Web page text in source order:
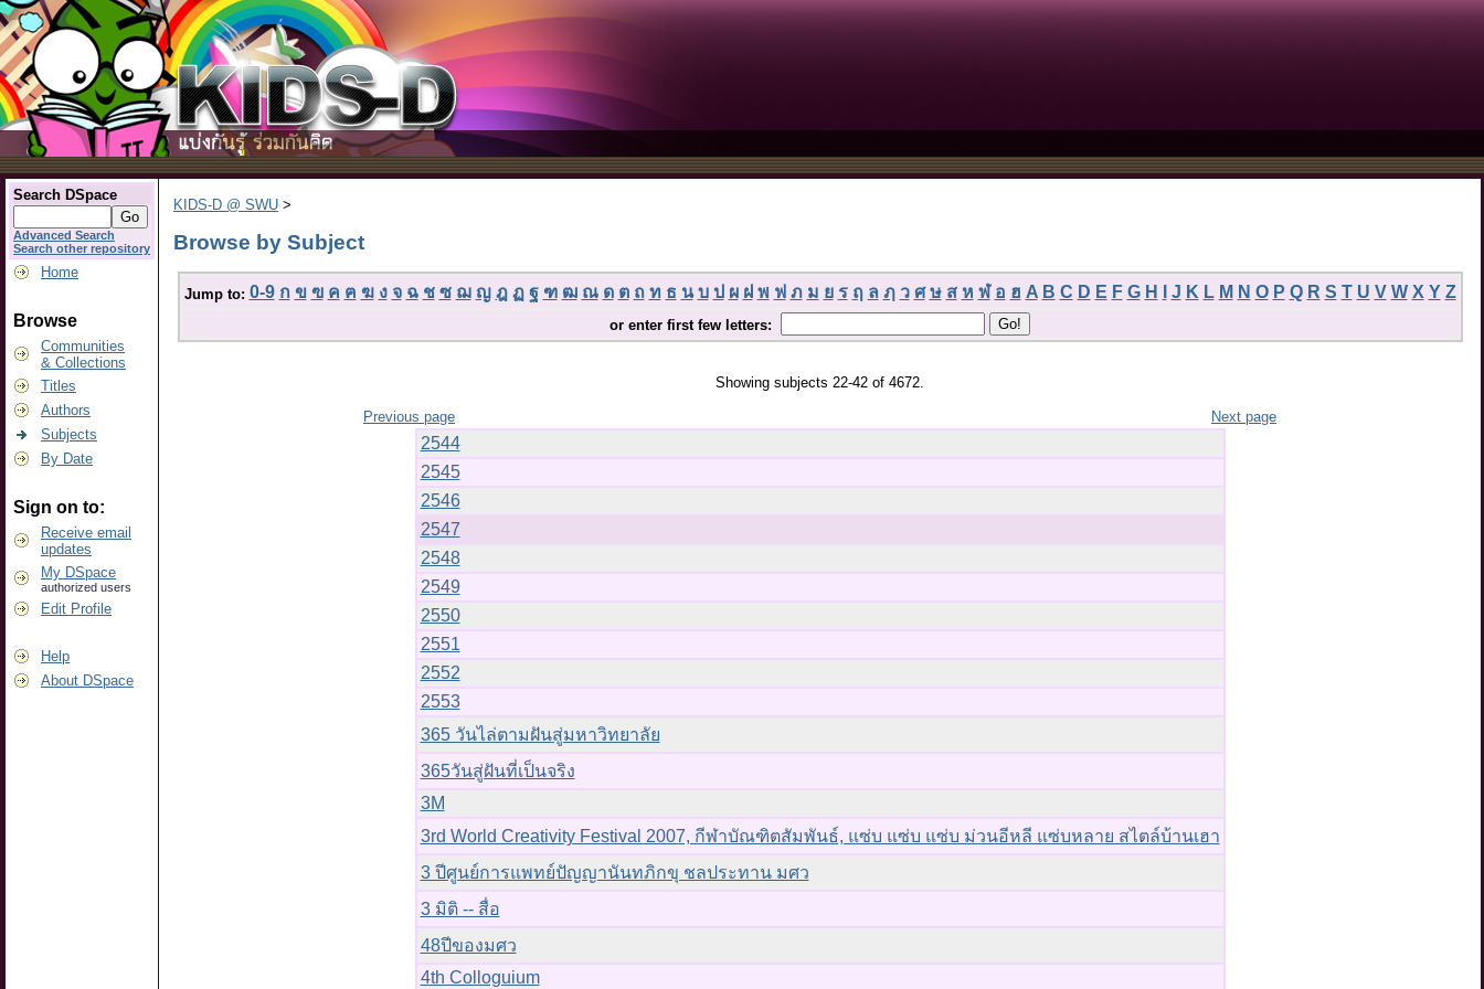
Search DSpace
Advanced Search
Search other repository
Home
Browse
Communities
& Collections
Titles
Authors
Subjects
By Date
Sign on to:
Receive email
updates
My DSpace
authorized users
Edit Profile
Help
About DSpace
KIDS-D @ SWU >
Browse by Subject
Jump to: 0-9 ก ข ฃ ค ฅ ฆ ง จ ฉ ช ซ ฌ ญ ฎ ฏ ฐ ฑ ฒ ณ ด ต ถ ท ธ น บ ป ผ ฝ พ ฟ ภ ม ย ร ฤ ล ฦ ว ศ ษ ส ห ฬ อ ฮ A B C D E F G H J K L M N O P Q R S T U V W X Y Z
or enter first few letters:
Showing subjects 22-42 of 4672.
Previous page Next page
2544
2545
2546
2547
2548
2549
2550
2551
2552
2553
365 วันไล่ตามฝันสู่มหาวิทยาลัย
365วันสู่ฝันที่เป็นจริง
3M
3rd World Creativity Festival 2007, กีฬาบัณฑิตสัมพันธ์, แซ่บ แซ่บ แซ่บ ม่วนอีหลี แซ่บหลาย สไตล์บ้านเฮา
3 ปีศูนย์การแพทย์ปัญญานันทภิกขุ ชลประทาน มศว
3 มิติ -- สื่อ
48ปีของมศว
4th Colloguium